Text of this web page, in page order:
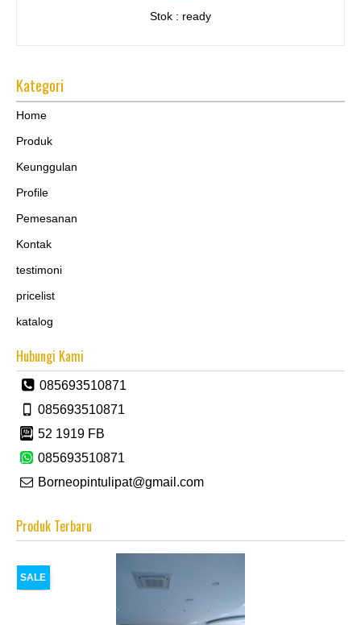
Stok : ready
Kategori
Home
Produk
Keunggulan
Profile
Pemesanan
Kontak
testimoni
pricelist
katalog
Hubungi Kami
085693510871
085693510871
52 1919 FB
085693510871
Borneopintulipat@gmail.com
Produk Terbaru
SALE